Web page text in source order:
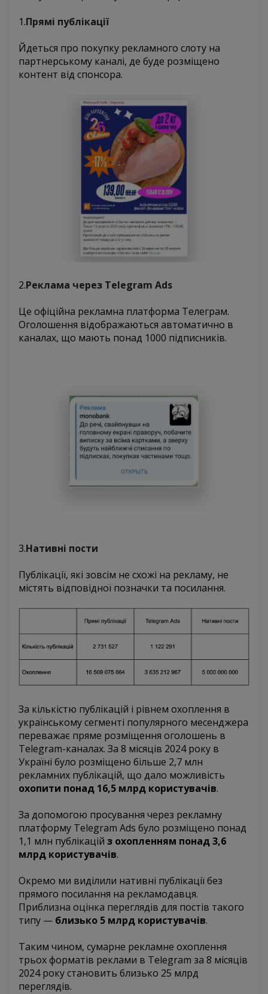
1.Прямі публікації
Йдеться про покупку рекламного слоту на
партнерському каналі, де буде розміщено
контент від спонсора.
2.Реклама через Telegram Ads
Це офіційна рекламна платформа Телеграм.
Оголошення відображаються автоматично в
каналах, що мають понад 1000 підписників.
3.Нативні пости
Публікації, які зовсім не схожі на рекламу, не
містять відповідної позначки та посилання.
За кількістю публікацій і рівнем охоплення в
українському сегменті популярного месенджера
переважає пряме розміщення оголошень в
Telegram-каналах. За 8 місяців 2024 року в
Україні було розміщено більше 2,7 млн
рекламних публікацій, що дало можливість
охопити понад 16,5 млрд користувачів.
За допомогою просування через рекламну
платформу Telegram Ads було розміщено понад
1,1 млн публікацій з охопленням понад 3,6
млрд користувачів.
Окремо ми виділили нативні публікації без
прямого посилання на рекламодавця.
Приблизна оцінка переглядів для постів такого
типу — близько 5 млрд користувачів.
Таким чином, сумарне рекламне охоплення
трьох форматів реклами в Telegram за 8 місяців
2024 року становить близько 25 млрд
переглядів.